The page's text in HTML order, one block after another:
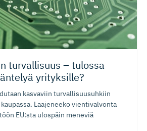
turvallisuus – tulossa
yrityksille?
kasvaviin turvallisuusuhkiin
Laajeneeko vientivalvonta
EU:sta ulospäin meneviä